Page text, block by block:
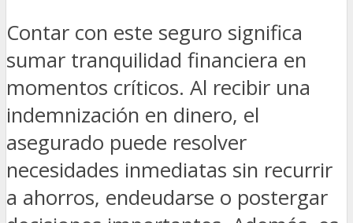
Contar con este seguro significa
sumar tranquilidad financiera en
momentos críticos. Al recibir una
indemnización en dinero, el
asegurado puede resolver
necesidades inmediatas sin recurrir
a ahorros, endeudarse o postergar